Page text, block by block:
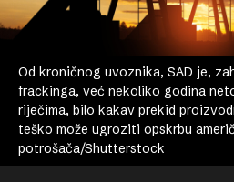
Od kroničnog uvoznika, SAD je,
frackinga, već nekoliko godina
riječima, bilo kakav prekid
teško može ugroziti opskrbu
potrošača/Shutterstock